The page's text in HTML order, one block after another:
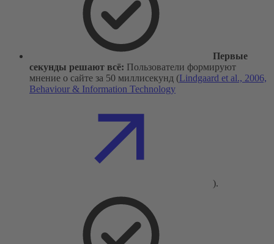
Первые
секунды решают всё: Пользователи формируют
мнение о сайте за 50 миллисекунд (Lindgaard et al., 2006,
Behaviour & Information Technology
).